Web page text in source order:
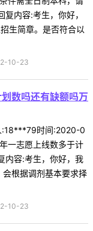
内容:考生，你好，
生简章。是否符合以
10-23
数吗还有缺额吗万
:18***79时间:2020-0
一志愿上线数多于计
内容:考生，你好，我
会根据调剂基本要求择
10-23